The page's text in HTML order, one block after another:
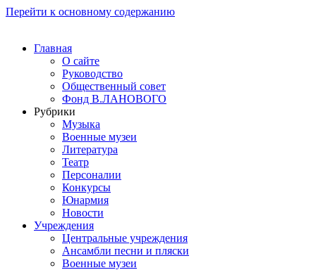
Перейти к основному содержанию
Главная
О сайте
Руководство
Общественный совет
Фонд В.ЛАНОВОГО
Рубрики
Музыка
Военные музеи
Литература
Театр
Персоналии
Конкурсы
Юнармия
Новости
Учреждения
Центральные учреждения
Ансамбли песни и пляски
Военные музеи